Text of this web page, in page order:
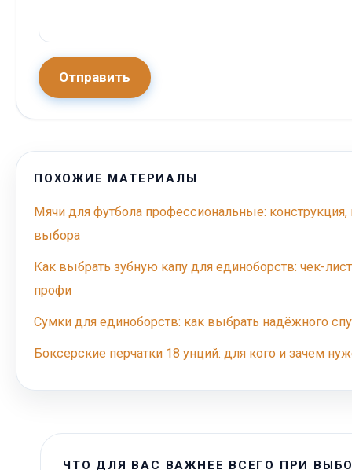
Отправить
ПОХОЖИЕ МАТЕРИАЛЫ
Мячи для футбола профессиональные:
выбора
Как выбрать зубную капу для единоборств: чек-
профи
Сумки для единоборств: как выбрать надёжного
Боксерские перчатки 18 унций: для кого и зачем
ЧТО ДЛЯ ВАС ВАЖНЕЕ ВСЕГО ПРИ